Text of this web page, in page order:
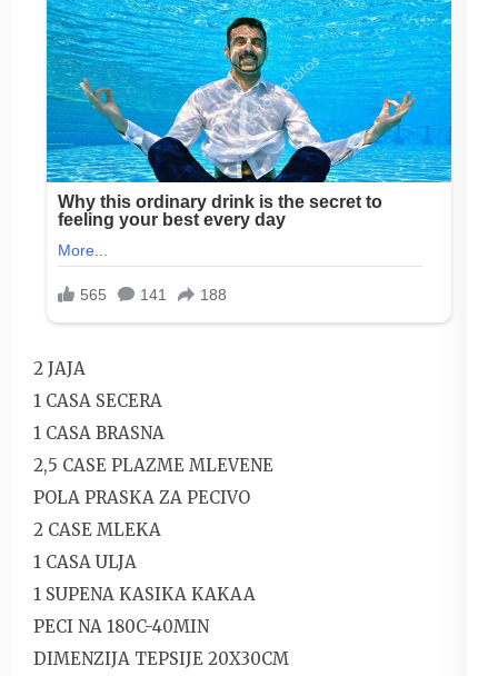
2 JAJA
1 CASA SECERA
1 CASA BRASNA
2,5 CASE PLAZME MLEVENE
POLA PRASKA ZA PECIVO
2 CASE MLEKA
1 CASA ULJA
1 SUPENA KASIKA KAKAA
PECI NA 180C-40MIN
DIMENZIJA TEPSIJE 20X30CM